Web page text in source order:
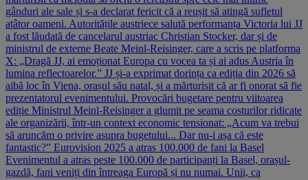
gânduri ale sale și s-a declarat fericit că a reușit să atingă sufletul
atâtor oameni. Autoritățile austriece salută performanța Victoria lui JJ
a fost lăudată de cancelarul austriac Christian Stocker, dar și de
ministrul de externe Beate Meinl-Reisinger, care a scris pe platforma
X: „Dragă JJ, ai emoționat Europa cu vocea ta și ai adus Austria în
lumina reflectoarelor.” JJ și-a exprimat dorința ca ediția din 2026 să
aibă loc în Viena, orașul său natal, și a mărturisit că ar fi onorat să fie
prezentatorul evenimentului. Provocări bugetare pentru viitoarea
ediție Ministrul Meinl-Reisinger a glumit pe seama costurilor ridicate
ale organizării, într-un context economic tensionat: „Acum va trebui
să aruncăm o privire asupra bugetului... Dar nu-i așa că este
fantastic?” Eurovision 2025 a atras 100.000 de fani la Basel
Evenimentul a atras peste 100.000 de participanți la Basel, orașul-
gazdă, fani veniți din întreaga Europă și nu numai. Unii, ca